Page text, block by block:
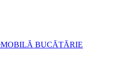
MOBILĂ BUCĂTĂRIE